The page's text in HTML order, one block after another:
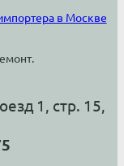
в Москве
1, стр. 15,